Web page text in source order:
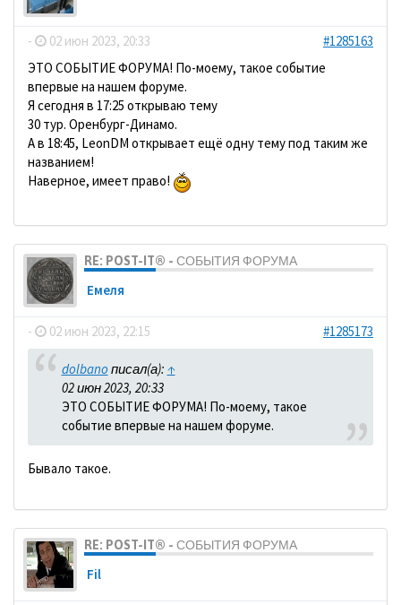
- 02 июн 2023, 20:33
#1285163
ЭТО СОБЫТИЕ ФОРУМА! По-моему, такое событие
впервые на нашем форуме.
Я сегодня в 17:25 открываю тему
30 тур. Оренбург-Динамо.
А в 18:45, LeonDM открывает ещё одну тему под таким же
названием!
Наверное, имеет право!
RE: POST-IT® - СОБЫТИЯ ФОРУМА
Емеля
- 02 июн 2023, 22:15 #1285173
dolbano писал(а): ↑
02 июн 2023, 20:33
ЭТО СОБЫТИЕ ФОРУМА! По-моему, такое
событие впервые на нашем форуме.
Бывало такое.
RE: POST-IT® - СОБЫТИЯ ФОРУМА
Fil